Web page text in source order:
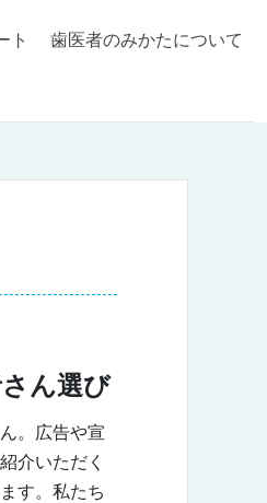
ト 歯医者のみかたについて
ん選び
。広告や宣
介いただく
す。私たち